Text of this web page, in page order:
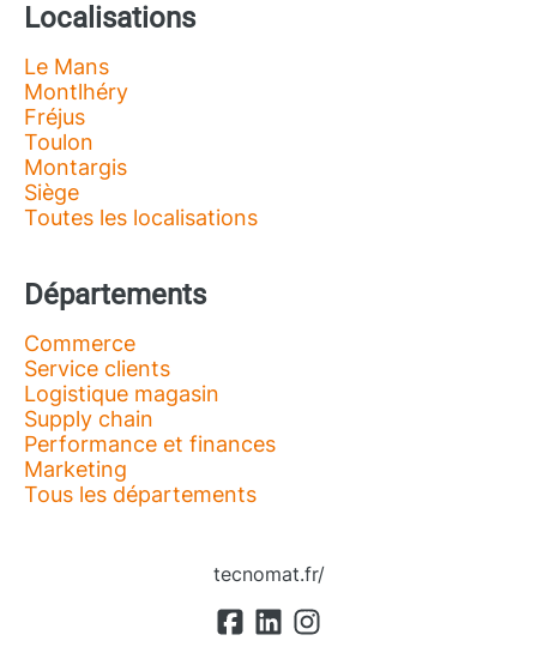
Localisations
Le Mans
Montlhéry
Fréjus
Toulon
Montargis
Siège
Toutes les localisations
Départements
Commerce
Service clients
Logistique magasin
Supply chain
Performance et finances
Marketing
Tous les départements
tecnomat.fr/